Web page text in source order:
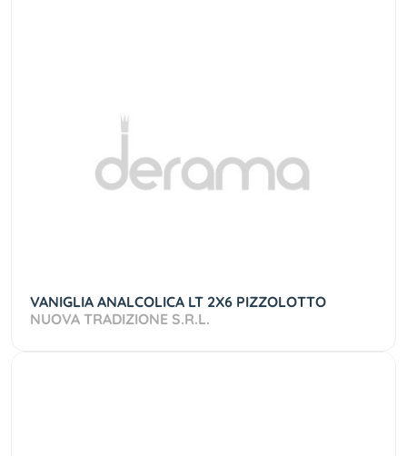
VANIGLIA ANALCOLICA LT 2X6 PIZZOLOTTO
NUOVA TRADIZIONE S.R.L.